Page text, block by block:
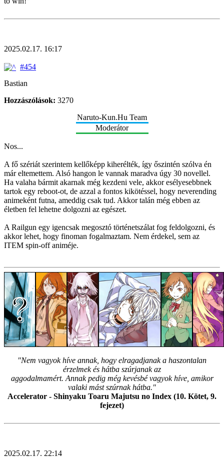
2025.02.17. 16:17
#454
Bastian
Hozzászólások: 3270
Naruto-Kun.Hu Team
Moderátor
Nos...
A fő szériát szerintem kellőképp kiherélték, így őszintén szólva én
már eltemettem. Alsó hangon le vannak maradva úgy 30 novellel.
Ha valaha bármit akarnak még kezdeni vele, akkor esélyesebbnek
tartok egy reboot-ot, de azzal a fontos kikötéssel, hogy neverending
animeként futna, ameddig csak tud. Akkor talán még ebben az
életben fel lehetne dolgozni az egészet.
A Railgun egy igencsak megosztó történetszálat fog feldolgozni, és
akkor lehet, hogy finoman fogalmaztam. Nem érdekel, sem az
ITEM spin-off animéje.
"Nem vagyok híve annak, hogy elragadjanak a haszontalan
érzelmek és hátba szúrjanak az
aggodalmamért. Annak pedig még kevésbé vagyok híve, amikor
valaki mást szúrnak hátba."
Accelerator - Shinyaku Toaru Majutsu no Index (10. Kötet, 9.
fejezet)
2025.02.17. 22:14